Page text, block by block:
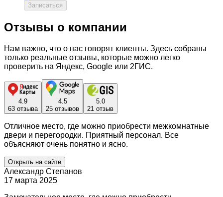
Записаться
Отзывы о компании
Нам важно, что о нас говорят клиенты. Здесь собраны
только реальные отзывы, которые можно легко
проверить на Яндекс, Google или 2ГИС.
4.9
63 отзыва
4.5
25 отзывов
5.0
21 отзыв
Отличное место, где можно приобрести межкомнатные
двери и перегородки. Приятный персонал. Все
объясняют очень понятно и ясно.
Открыть на сайте
Александр Степанов
17 марта 2025